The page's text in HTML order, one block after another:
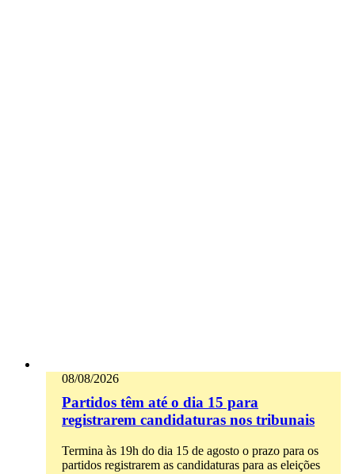
08/08/2026
Partidos têm até o dia 15 para
registrarem candidaturas nos tribunais
Termina às 19h do dia 15 de agosto o prazo para os
partidos registrarem as candidaturas para as eleições